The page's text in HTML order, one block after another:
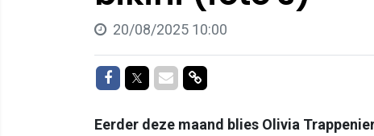
20/08/2025 10:00
Delen op Facebook
Delen op Twitter
Delen via Mail
Delen via link
Eerder deze maand blies Olivia